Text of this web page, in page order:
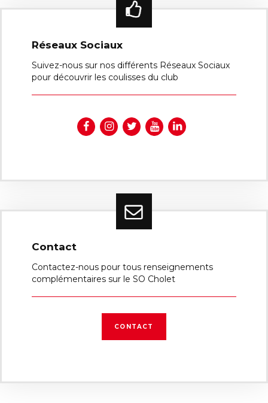
Réseaux Sociaux
Suivez-nous sur nos différents Réseaux Sociaux
pour découvrir les coulisses du club
Contact
Contactez-nous pour tous renseignements
complémentaires sur le SO Cholet
CONTACT